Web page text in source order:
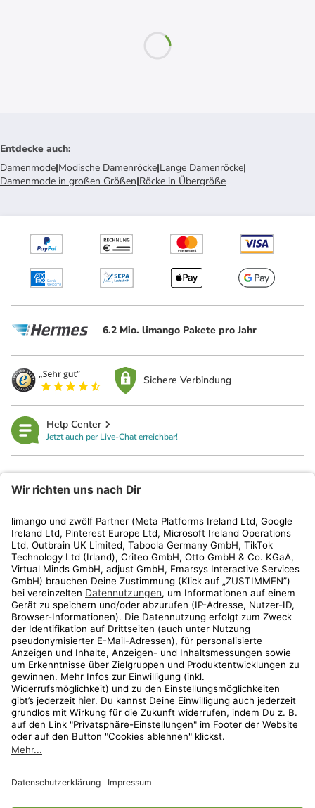
Entdecke auch:
Damenmode|Modische Damenröcke|Lange Damenröcke|
Damenmode in großen Größen|Röcke in Übergröße
6.2 Mio. limango Pakete pro Jahr
Sichere Verbindung
Help Center
Jetzt auch per Live-Chat erreichbar!
Kundenservice
Shop
Aktionen
Travel